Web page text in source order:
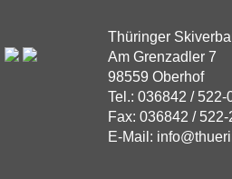
Thüringer
Am Grenzadler 7
98559 Oberhof
Tel.: 036842 / 522-
Fax: 036842 / 522-
E-Mail: